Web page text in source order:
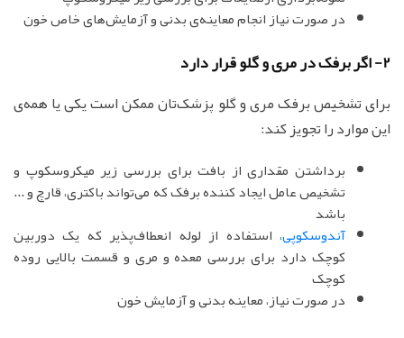
در صورت نیاز انجام معاینه‌ی بدنی و آزمایش‌های خاص خون
2- اگر برفک در مری و گلو قرار دارد
برای تشخیص برفک مری و گلو پزشک‌تان ممکن است یکی یا همه‌ی
این موارد را تجویز کند:
برداشتن مقداری از بافت برای بررسی زیر میکروسکوپ و
تشخیص عامل ایجاد کننده برفک که می‌تواند باکتری، قارچ و ...
باشد
آندوسکوپی، استفاده از لوله انعطاف‌پذیر که یک دوربین
کوچک دارد برای بررسی معده و مری و قسمت بالایی روده
کوچک
در صورت نیاز، معاینه بدنی و آزمایش خون